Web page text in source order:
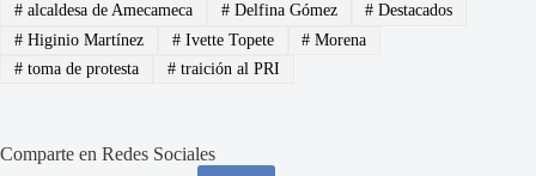
#alcaldesa de Amecameca #Delfina Gómez # Destacados
#Higinio Martínez #Ivette Topete # Morena
#toma de protesta #traición al PRI
Comparte en Redes Sociales